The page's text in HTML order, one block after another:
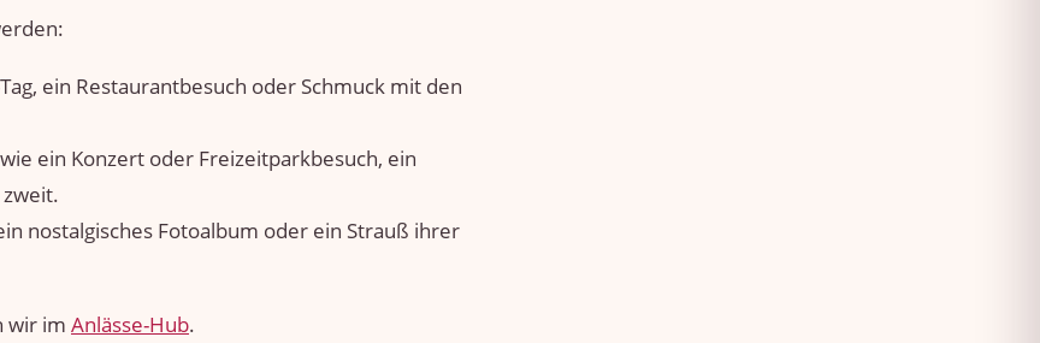
ein Restaurantbesuch oder Schmuck mit den
ein Konzert oder Freizeitparkbesuch, ein
nostalgisches Fotoalbum oder ein Strauß ihrer
wir im Anlässe-Hub.